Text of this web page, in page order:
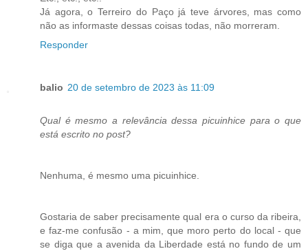
Já agora, o Terreiro do Paço já teve árvores, mas como
não as informaste dessas coisas todas, não morreram.
Responder
balio 20 de setembro de 2023 às 11:09
Qual é mesmo a relevância dessa picuinhice para o que
está escrito no post?
Nenhuma, é mesmo uma picuinhice.
Gostaria de saber precisamente qual era o curso da ribeira,
e faz-me confusão - a mim, que moro perto do local - que
se diga que a avenida da Liberdade está no fundo de um